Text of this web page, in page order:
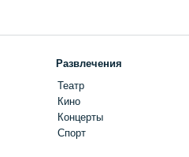
Развлечения
Театр
Кино
Концерты
Спорт